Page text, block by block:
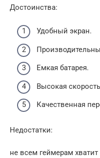
Достоинства:
Удобный экран.
Емкая батарея.
Высокая
Качественная
Недостатки:
не всем геймерам